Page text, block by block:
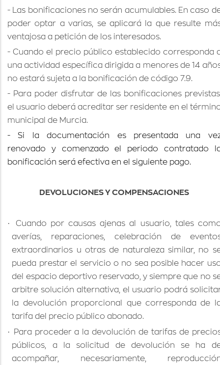
- Las bonificaciones no serán acumulables. En caso
poder optar a varias, se aplicará la que resulte
ventajosa a petición de los interesados.
- Cuando el precio público establecido corresponda
una actividad específica dirigida a menores de 14
no estará sujeta a la bonificación de código 7.9.
- Para poder disfrutar de las bonificaciones
el usuario deberá acreditar ser residente en el
municipal de Murcia.
- Si la documentación es presentada una
renovado y comenzado el periodo contratado
bonificación será efectiva en el siguiente pago.
DEVOLUCIONES Y COMPENSACIONES
·
Cuando por causas ajenas al usuario, tales
averías, reparaciones, celebración de
extraordinarios u otras de naturaleza similar, no
pueda prestar el servicio o no sea posible hacer
del espacio deportivo reservado, y siempre que no
arbitre solución alternativa, el usuario podrá
la devolución proporcional que corresponda de
tarifa del precio público abonado.
·
Para proceder a la devolución de tarifas de
públicos, a la solicitud de devolución se ha
acompañar, necesariamente,